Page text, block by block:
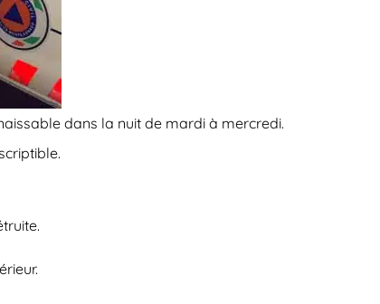
dans la nuit de mardi à mercredi.